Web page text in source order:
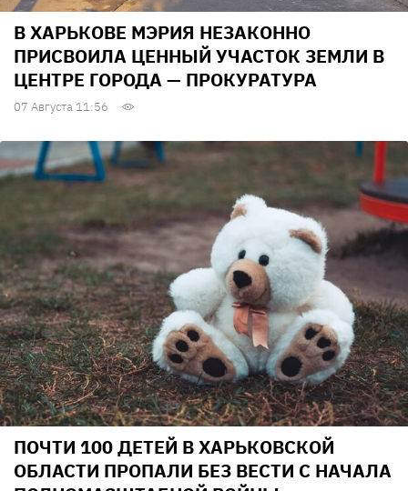
В ХАРЬКОВЕ МЭРИЯ НЕЗАКОННО
ПРИСВОИЛА ЦЕННЫЙ УЧАСТОК ЗЕМЛИ В
ЦЕНТРЕ ГОРОДА — ПРОКУРАТУРА
07 Августа 11:56
ПОЧТИ 100 ДЕТЕЙ В ХАРЬКОВСКОЙ
ОБЛАСТИ ПРОПАЛИ БЕЗ ВЕСТИ С НАЧАЛА